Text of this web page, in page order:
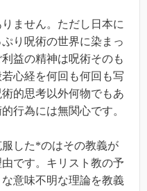
ません。ただし日本に
り呪術の世界に染まっ
益の精神は呪術そのも
心経を何回も何回も写
的思考以外何物でもあ
行為には無関心です。
した*のはその教義が
です。キリスト教の予
意味不明な理論を教義